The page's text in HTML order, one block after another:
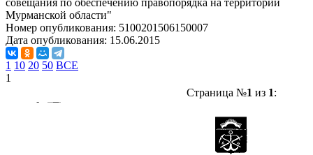
совещания по обеспечению правопорядка на территории
Мурманской области"
Номер опубликования: 5100201506150007
Дата опубликования: 15.06.2015
1 10 20 50 ВСЕ
1
Страница №1 из 1: